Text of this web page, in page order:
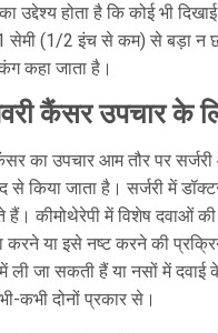
उद्देश्य होता है कि कोई भी
सेमी (1/2 इंच से कम) से बड़ा न
कहा जाता है।
कैंसर उपचार के
का उपचार आम तौर पर
से किया जाता है। सर्जरी में
हैं। कीमोथेरेपी में विशेष दवाओं
करने या इसे नष्ट करने की
ली जा सकती हैं या नसों में दवाई
कभी दोनों प्रकार से।